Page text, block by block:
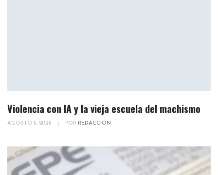
Violencia con IA y la vieja escuela del machismo
AGOSTO 5, 2026 POR REDACCION